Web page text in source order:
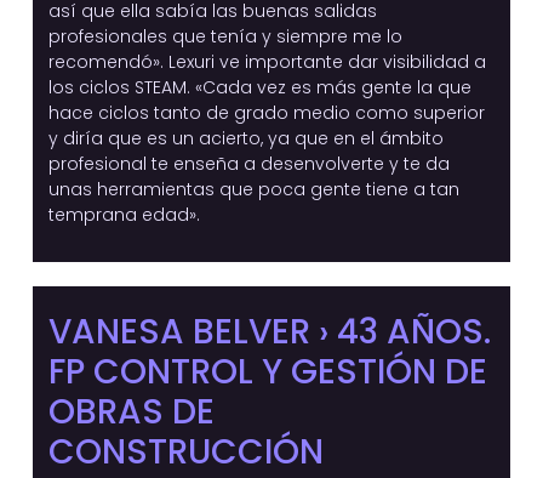
así que ella sabía las buenas salidas
profesionales que tenía y siempre me lo
recomendó». Lexuri ve importante dar visibilidad a
los ciclos STEAM. «Cada vez es más gente la que
hace ciclos tanto de grado medio como superior
y diría que es un acierto, ya que en el ámbito
profesional te enseña a desenvolverte y te da
unas herramientas que poca gente tiene a tan
temprana edad».
VANESA BELVER › 43 AÑOS.
FP CONTROL Y GESTIÓN DE
OBRAS DE
CONSTRUCCIÓN